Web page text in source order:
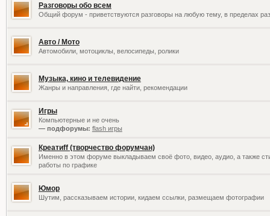
Разговоры обо всем
Общий форум - приветствуются разговоры на любую тему, в пределах
Авто / Мото
Автомобили, мотоциклы, велосипеды, ролики
Музыка, кино и телевидение
Жанры и направления, где найти, рекомендации
Игры
Компьютерные и не очень
— подфорумы: flash игры
Креатиff (творчество форумчан)
Именно в этом форуме выкладываем своё фото, видео, аудио, а также
работы по графике
Юмор
Шутим, рассказываем истории, кидаем ссылки, размещаем фотографии